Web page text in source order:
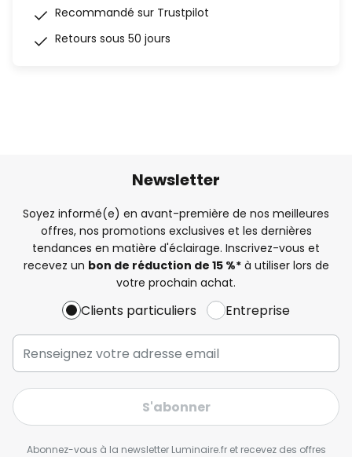
Recommandé sur Trustpilot
Retours sous 50 jours
Newsletter
Soyez informé(e) en avant-première de nos meilleures
offres, nos promotions exclusives et les dernières
tendances en matière d'éclairage. Inscrivez-vous et
recevez un bon de réduction de 15 %*à utiliser lors de
votre prochain achat.
Clients particuliers Entreprise
S'abonner
Abonnez-vous à la newsletter Luminaire.fr et recevez des offres